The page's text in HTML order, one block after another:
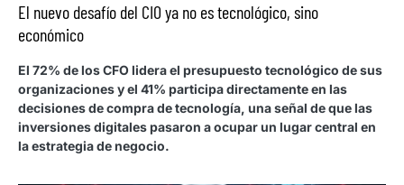
El nuevo desafío del CIO ya no es tecnológico, sino
económico
El 72% de los CFO lidera el presupuesto tecnológico de sus
organizaciones y el 41% participa directamente en las
decisiones de compra de tecnología, una señal de que las
inversiones digitales pasaron a ocupar un lugar central en
la estrategia de negocio.